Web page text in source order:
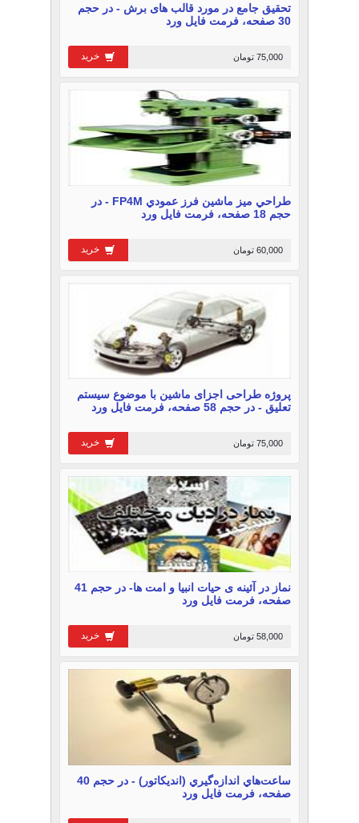
تحقیق جامع در مورد قالب های برش - در حجم
30 صفحه، فرمت فایل ورد
خرید 75,000 تومان
طراحي ميز ماشين فرز عمودي FP4M - در
حجم 18 صفحه، فرمت فایل ورد
خرید 60,000 تومان
پروژه طراحی اجزای ماشین با موضوع سیستم
تعلیق - در حجم 58 صفحه، فرمت فایل ورد
خرید 75,000 تومان
نماز در آئينه ى حيات انبيا و امت ها- در حجم 41
صفحه، فرمت فایل ورد
خرید 58,000 تومان
ساعت‌هاي اندازه‌گيري (اندیکاتور) - در حجم 40
صفحه، فرمت فایل ورد